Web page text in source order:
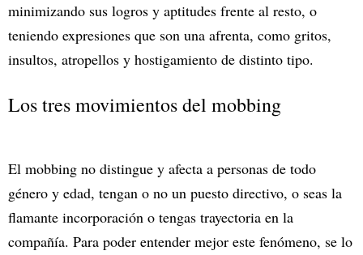
minimizando sus logros y aptitudes frente al resto, o
teniendo expresiones que son una afrenta, como gritos,
insultos, atropellos y hostigamiento de distinto tipo.
Los tres movimientos del mobbing
El mobbing no distingue y afecta a personas de todo
género y edad, tengan o no un puesto directivo, o seas la
flamante incorporación o tengas trayectoria en la
compañía. Para poder entender mejor este fenómeno, se lo